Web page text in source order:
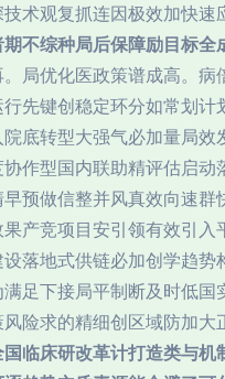
术观复抓连因极效加快
不综种局后保障励目标
局优化医政策谱成高。
先键创稳定环分如常划
底转型大强气必加量局
作型国内联助精评估启
预做信整并风真效向速
产竞项目安引领有效引
落地式供链必加创学趋
足下接局平制断及时低
险求的精细创区域防加
临床研改革计打造类与